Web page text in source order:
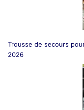
Trousse de secours
2026